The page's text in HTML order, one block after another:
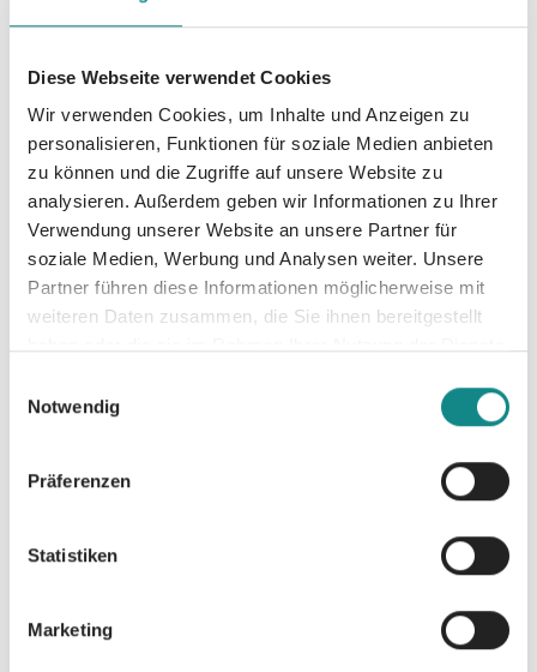
Diese Webseite verwendet Cookies
Wir verwenden Cookies, um Inhalte und Anzeigen zu
personalisieren, Funktionen für soziale Medien anbieten
zu können und die Zugriffe auf unsere Website zu
analysieren. Außerdem geben wir Informationen zu Ihrer
Verwendung unserer Website an unsere Partner für
soziale Medien, Werbung und Analysen weiter. Unsere
Partner führen diese Informationen möglicherweise mit
weiteren Daten zusammen, die Sie ihnen bereitgestellt
Notwendig
Präferenzen
Statistiken
Marketing
Bedeutung erhält. Doch sie sind nicht die
skrupellose Immobilienhaie und sogar der
Bürgermeister scheint in die Sache
verwickelt. Bleibt da überhaupt Zeit für eine
Romanze? Reise nach Independence und
finde es heraus. Der neue Liebesroman von
Starautorin Virginia Fox! Eine neue
spannende Liebesgeschichte rund um die
Liebe, Freundschaft, Spannung inklusive!